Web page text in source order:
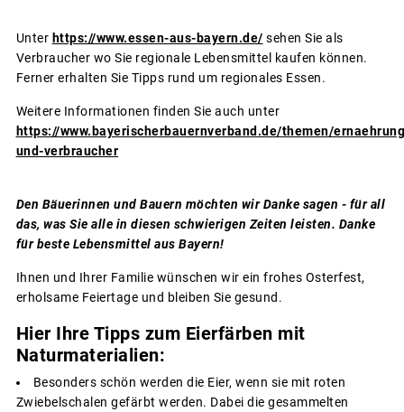
Unter https://www.essen-aus-bayern.de/ sehen Sie als
Verbraucher wo Sie regionale Lebensmittel kaufen können.
Ferner erhalten Sie Tipps rund um regionales Essen.
Weitere Informationen finden Sie auch unter
https://www.bayerischerbauernverband.de/themen/
und-verbraucher
Den Bäuerinnen und Bauern möchten wir Danke sagen - für all
das, was Sie alle in diesen schwierigen Zeiten leisten. Danke
für beste Lebensmittel aus Bayern!
Ihnen und Ihrer Familie wünschen wir ein frohes Osterfest,
erholsame Feiertage und bleiben Sie gesund.
Hier Ihre Tipps zum Eierfärben mit
Naturmaterialien:
Besonders schön werden die Eier, wenn sie mit roten
Zwiebelschalen gefärbt werden. Dabei die gesammelten